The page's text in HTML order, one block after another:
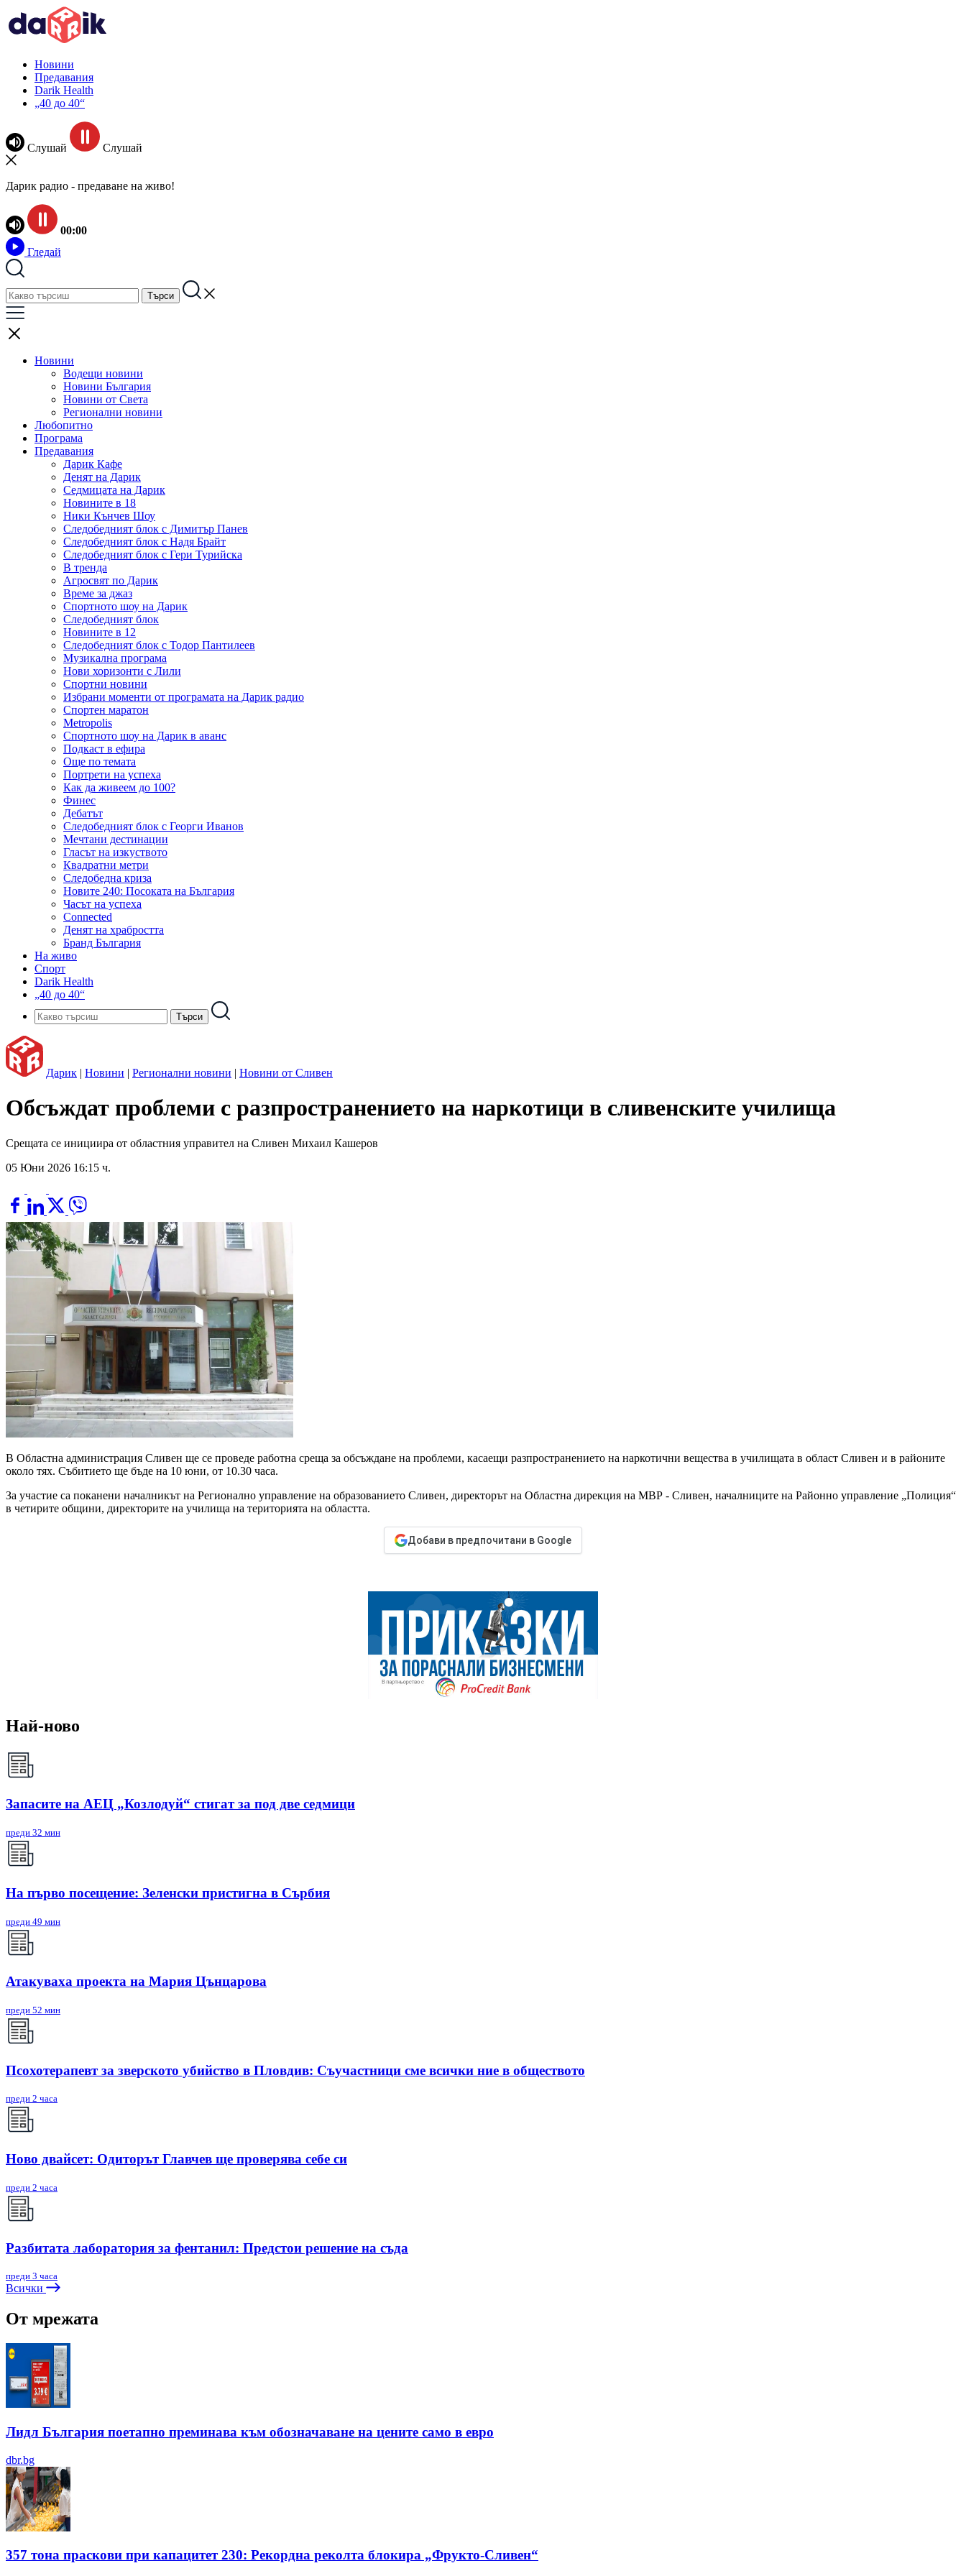
Новини
Предавания
Darik Health
„40 до 40“
Слушай Слушай
Дарик радио - предаване на живо!
00:00
Гледай
Новини
Водещи новини
Новини България
Новини от Света
Регионални новини
Любопитно
Програма
Предавания
Дарик Кафе
Денят на Дарик
Седмицата на Дарик
Новините в 18
Ники Кънчев Шоу
Следобедният блок с Димитър Панев
Следобедният блок с Надя Брайт
Следобедният блок с Гери Турийска
В тренда
Агросвят по Дарик
Време за джаз
Спортното шоу на Дарик
Следобедният блок
Новините в 12
Следобедният блок с Тодор Пантилеев
Музикална програма
Нови хоризонти с Лили
Спортни новини
Избрани моменти от програмата на Дарик радио
Спортен маратон
Metropolis
Спортното шоу на Дарик в аванс
Подкаст в ефира
Още по темата
Портрети на успеха
Как да живеем до 100?
Финес
Дебатът
Следобедният блок с Георги Иванов
Мечтани дестинации
Гласът на изкуството
Квадратни метри
Следобедна криза
Новите 240: Посоката на България
Часът на успеха
Connected
Денят на храбростта
Бранд България
На живо
Спорт
Darik Health
„40 до 40“
Дарик | Новини | Регионални новини | Новини от Сливен
Обсъждат проблеми с разпространението на наркотици в сливенските училища
Срещата се инициира от областния управител на Сливен Михаил Кашеров
05 Юни 2026 16:15 ч.
В Областна администрация Сливен ще се проведе работна среща за обсъждане на проблеми, касаещи разпространението на наркотични вещества в училищата в област Сливен и в районите
около тях. Събитието ще бъде на 10 юни, от 10.30 часа.
За участие са поканени началникът на Регионално управление на образованието Сливен, директорът на Областна дирекция на МВР - Сливен, началниците на Районно управление „Полиция“
в четирите общини, директорите на училища на територията на областта.
Добави в предпочитани в Google
Най-ново
Запасите на АЕЦ „Козлодуй“ стигат за под две седмици
преди 32 мин
На първо посещение: Зеленски пристигна в Сърбия
преди 49 мин
Атакуваха проекта на Мария Цънцарова
преди 52 мин
Псохотерапевт за зверското убийство в Пловдив: Съучастници сме всички ние в обществото
преди 2 часа
Ново двайсет: Одиторът Главчев ще проверява себе си
преди 2 часа
Разбитата лаборатория за фентанил: Предстои решение на съда
преди 3 часа
Всички
От мрежата
Лидл България поетапно преминава към обозначаване на цените само в евро
dbr.bg
357 тона праскови при капацитет 230: Рекордна реколта блокира „Фрукто-Сливен“